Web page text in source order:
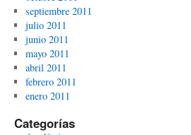
septiembre 2011
julio 2011
junio 2011
mayo 2011
abril 2011
febrero 2011
enero 2011
Categorías